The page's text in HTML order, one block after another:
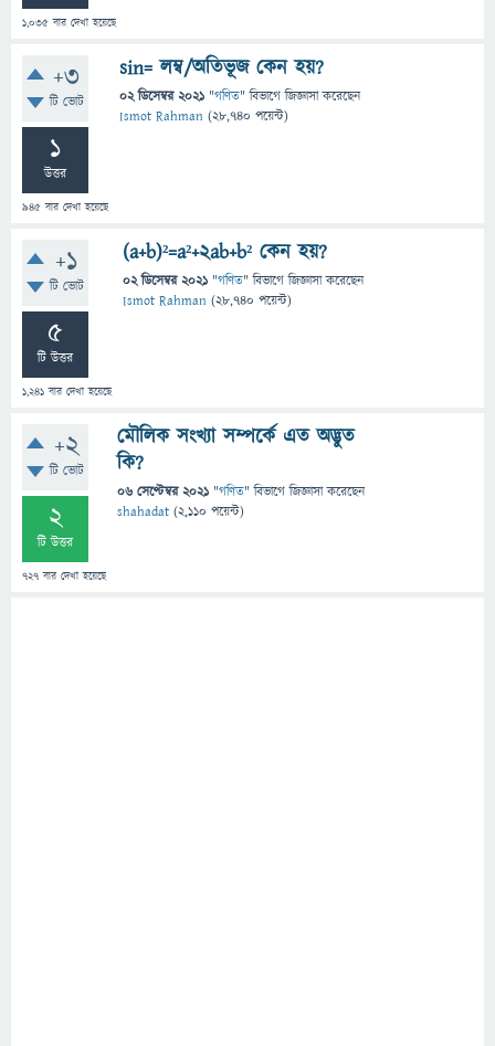
1,035 বার দেখা হয়েছে
+3
টি ভোট
1
উত্তর
945 বার দেখা হয়েছে
sin= লম্ব/অতিভূজ কেন হয়?
02 ডিসেম্বর 2021 "গণিত" বিভাগে জিজ্ঞাসাকরেছেন
Ismot Rahman (28,740 পয়েন্ট)
+1
টি ভোট
5
টি উত্তর
1,241 বার দেখা হয়েছে
(a+b)²=a²+2ab+b² কেন হয়?
02 ডিসেম্বর 2021 "গণিত" বিভাগে জিজ্ঞাসাকরেছেন
Ismot Rahman (28,740 পয়েন্ট)
+2
টি ভোট
2
টি উত্তর
727 বার দেখা হয়েছে
মৌলিক সংখ্যা সম্পর্কে এত অদ্ভুত
কি?
06 সেপ্টেম্বর 2021 "গণিত" বিভাগে জিজ্ঞাসাকরেছেন
shahadat (2,110 পয়েন্ট)